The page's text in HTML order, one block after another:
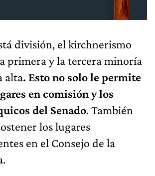
división, el kirchnerismo
primera y la tercera minoría
alta. Esto no solo le permite
en comisión y los
del Senado. También
los lugares
en el Consejo de la